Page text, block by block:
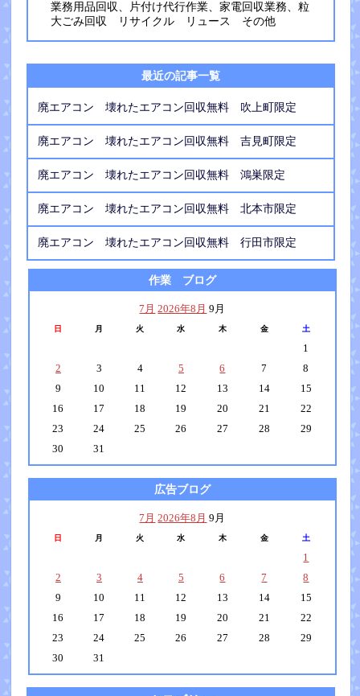
業務用品回収、片付け代行作業、家電回収業務、粒
大ごみ回収 リサイクル リュース その他
最近の記事一覧
廃エアコン 壊れたエアコン回収無料 吹上町限定
廃エアコン 壊れたエアコン回収無料 吉見町限定
廃エアコン 壊れたエアコン回収無料 鴻巣限定
廃エアコン 壊れたエアコン回収無料 北本市限定
廃エアコン 壊れたエアコン回収無料 行田市限定
作業 ブログ
7月 2026年8月 9月
日 月 火 水 木 金 土
1
2
3 4 5 6 7
8
9
10 11 12 13 14
15
16
17 18 19 20 21
22
23
24 25 26 27 28
29
30
31
広告ブログ
7月 2026年8月 9月
日 月 火 水 木 金 土
1
2
3 4 5 6 7
8
9
10 11 12 13 14
15
16
17 18 19 20 21
22
23
24 25 26 27 28
29
30
31